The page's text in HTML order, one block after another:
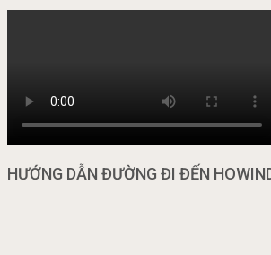
HƯỚNG DẪN ĐƯỜNG ĐI ĐẾN